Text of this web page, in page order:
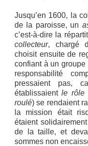
Jusqu’en 1600, la
de la paroisse, un
c’est-à-dire la
collecteur, chargé
choisit ensuite de
confiant à un
responsabilité
pressaient pas,
établissaientle rôle
roulé) se rendaient
la mission était
étaient
de la taille, et
sommes non